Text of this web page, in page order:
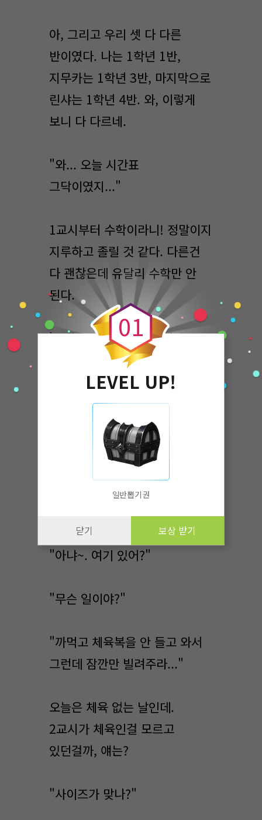
아, 그리고 우리 셋 다 다른
반이였다. 나는 1학년 1반,
지무카는 1학년 3반, 마지막으로
린샤는 1학년 4반. 와, 이렇게
보니 다 다르네.
"와... 오늘 시간표
그닥이였지..."
1교시부터 수학이라니! 정말이지
지루하고 졸릴 것 같다. 다른건
다 괜찮은데 유달리 수학만 안
된다.
'으엑... 쪽지시험 결과 나왔네.
그래도 이번에는 좀 올랐는걸?'
사실 중학교 때까진 내가 그렇게
공부를 못 하는 편은 아니었다.
지금도 그렇고. 근데 고등학교
들어오고 나니 수학만은 좀
힘들어졌다. 어떻게 이렇게까지
"아냐~. 여기 있어?"
"무슨 일이야?"
"까먹고 체육복을 안 들고 와서
그런데 잠깐만 빌려주라..."
오늘은 체육 없는 날인데.
2교시가 체육인걸 모르고
있던걸까, 얘는?
"사이즈가 맞나?"
0
0
1
LEVEL UP!
일반뽑기권
닫기 보상 받기